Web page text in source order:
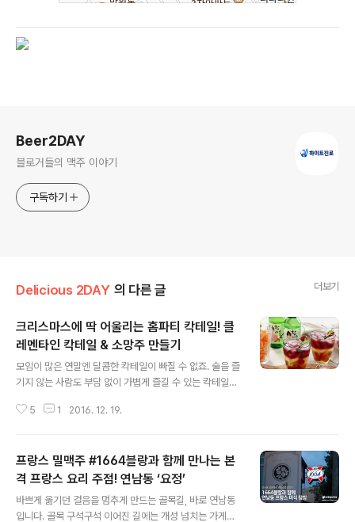
Beer2DAY
블로거들의 맥주 이야기
구독하기
Delicious 2DAY 의 다른 글 더보기
크리스마스에 딱 어울리는 홈파티 칵테일! 클
레멘타인 칵테일 & 소망주 만들기
모임이 많은 연말엔 달콤한 칵테일이 빠질 수 없죠. 술을 즐
기지 않는 사람도 부담 없이 가볍게 즐길 수 있는 칵테일을
칵테일! 겨울에 맛보면 가장 맛있는 과일 클레멘타인 & 끝
울리는 진한 과일 풍미의 칵테일, 지금 바로 만나보시죠!■
클레멘타인 칵테일에 필요한 재료들 *4인 기준 참이슬 클
래식 150ml, 진로 햇복분자 1/2병, 귤 7개, 체리 16알, 설
탕 1컵, 물 100ml, 각얼음 적당양, 레몬 1/2개 복분자의
5 1 2016. 12. 19.
프랑스 밀맥주 #1664블랑과 함께 만나는 본
격 프랑스 요리 주점! 연남동 ‘요정’
바쁘게 옮기던 걸음을 멈추게 만드는 골목길, 바로 연남동
입니다. 골목 구석구석 이어진 길에는 개성 넘치는 가게와